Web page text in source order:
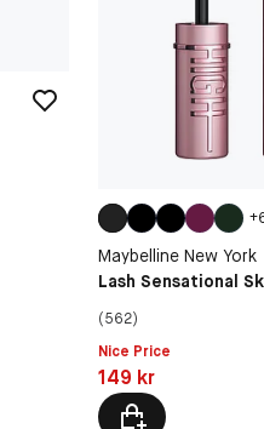
+
Maybelline New York
Lash Sensational
(562)
Nice Price
Pris: 149 kr
149 kr